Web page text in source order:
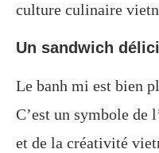
culture culinaire
Un sandwich
Le banh mi est bien
C’est un symbole de
et de la créativité